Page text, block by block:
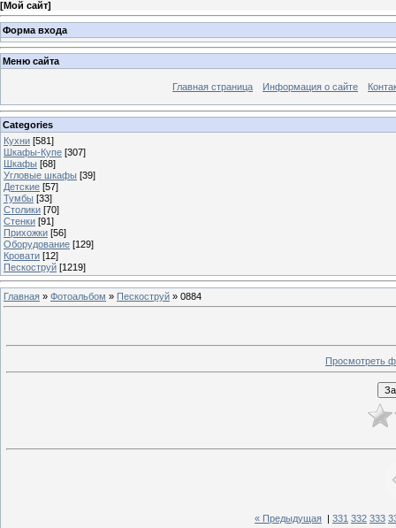
[Мой сайт]
Форма входа
Меню сайта
Главная страница Информация о сайте
Categories
Кухни [581]
Шкафы-Купе [307]
Шкафы [68]
Угловые шкафы [39]
Детские [57]
Тумбы [33]
Столики [70]
Стенки [91]
Прихожки [56]
Оборудование [129]
Кровати [12]
Пескоструй [1219]
Главная » Фотоальбом » Пескоструй » 0884
Просмотреть
« Предыдущая 331 332 333